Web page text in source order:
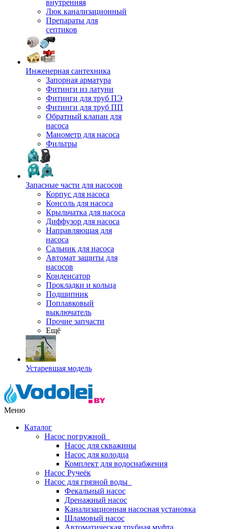
внутренняя
Люк канализационный
Препараты для
септиков
Инженерная сантехника
Запорная арматура
Фитинги из латуни
Фитинги для труб ПЭ
Фитинги для труб ПП
Обратный клапан для
насоса
Манометр для насоса
Фильтры
Запасные части для насосов
Корпус для насоса
Консоль для насоса
Крыльчатка для насоса
Диффузор для насоса
Направляющая для
насоса
Сальник для насоса
Автомат защиты для
насосов
Конденсатор
Прокладки и кольца
Подшипник
Поплавковый
выключатель
Прочие запчасти
Ещё
Устаревшая модель
Меню
Каталог
Насос погружной
Насос для скважины
Насос для колодца
Комплект для водоснабжения
Насос Ручеёк
Насос для грязной воды
Фекальный насос
Дренажный насос
Канализационная насосная установка
Шламовый насос
Автоматическая трубная муфта